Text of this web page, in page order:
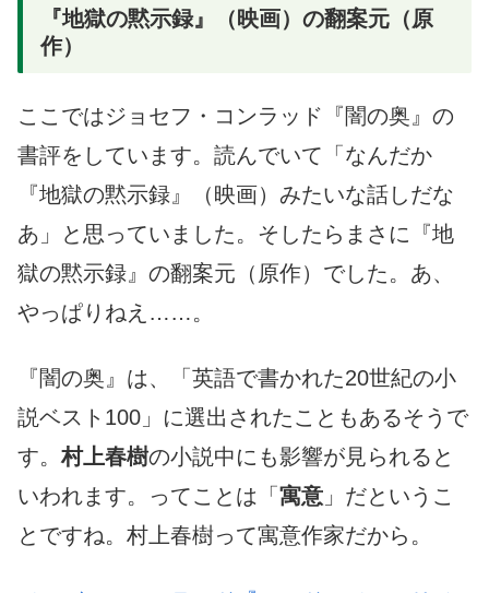
『地獄の黙示録』（映画）の翻案元（原
作）
ここではジョセフ・コンラッド『闇の奥』の
書評をしています。読んでいて「なんだか
『地獄の黙示録』（映画）みたいな話しだな
あ」と思っていました。そしたらまさに『地
獄の黙示録』の翻案元（原作）でした。あ、
やっぱりねえ……。
『闇の奥』は、「英語で書かれた20世紀の小
説ベスト100」に選出されたこともあるそうで
す。村上春樹の小説中にも影響が見られると
いわれます。ってことは「 寓意 」だというこ
とですね。村上春樹って寓意作家だから。